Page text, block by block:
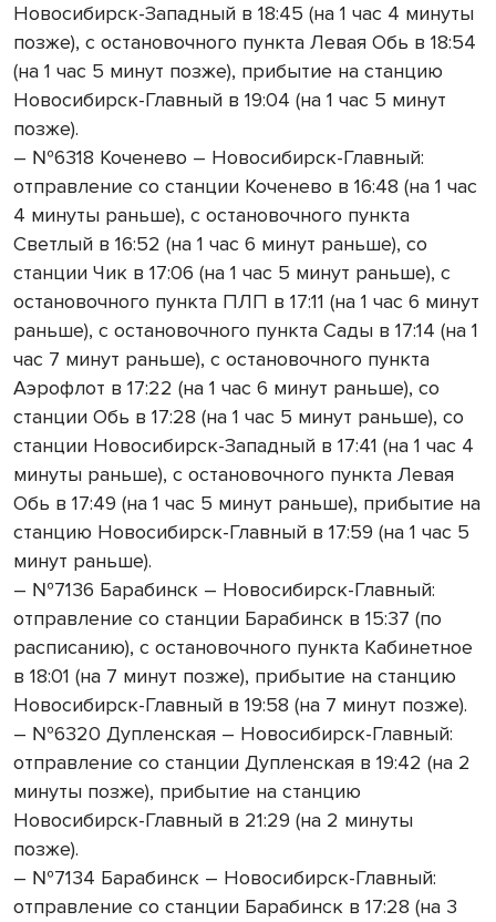
Новосибирск-Западный в 18:45 (на 1 час 4 минуты
позже), с остановочного пункта Левая Обь в 18:54
(на 1 час 5 минут позже), прибытие на станцию
Новосибирск-Главный в 19:04 (на 1 час 5 минут
позже).
– №6318 Коченево – Новосибирск-Главный:
отправление со станции Коченево в 16:48 (на 1 час
4 минуты раньше), с остановочного пункта
Светлый в 16:52 (на 1 час 6 минут раньше), со
станции Чик в 17:06 (на 1 час 5 минут раньше), с
остановочного пункта ПЛП в 17:11 (на 1 час 6 минут
раньше), с остановочного пункта Сады в 17:14 (на 1
час 7 минут раньше), с остановочного пункта
Аэрофлот в 17:22 (на 1 час 6 минут раньше), со
станции Обь в 17:28 (на 1 час 5 минут раньше), со
станции Новосибирск-Западный в 17:41 (на 1 час 4
минуты раньше), с остановочного пункта Левая
Обь в 17:49 (на 1 час 5 минут раньше), прибытие на
станцию Новосибирск-Главный в 17:59 (на 1 час 5
минут раньше).
– №7136 Барабинск – Новосибирск-Главный:
отправление со станции Барабинск в 15:37 (по
расписанию), с остановочного пункта Кабинетное
в 18:01 (на 7 минут позже), прибытие на станцию
Новосибирск-Главный в 19:58 (на 7 минут позже).
– №6320 Дупленская – Новосибирск-Главный:
отправление со станции Дупленская в 19:42 (на 2
минуты позже), прибытие на станцию
Новосибирск-Главный в 21:29 (на 2 минуты
позже).
– №7134 Барабинск – Новосибирск-Главный:
отправление со станции Барабинск в 17:28 (на 3